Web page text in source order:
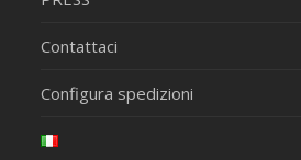
Contattaci
Configura spedizioni